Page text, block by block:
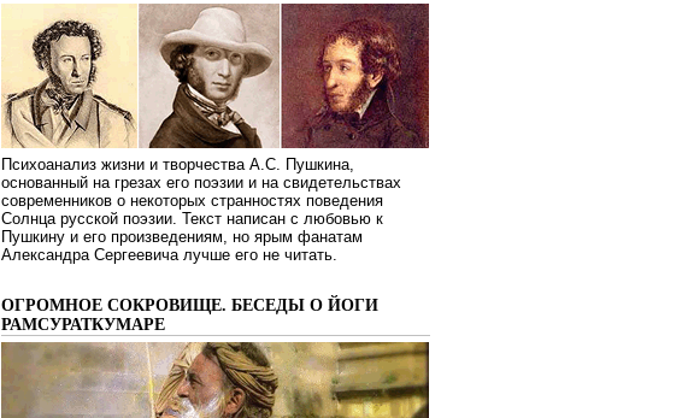
Психоанализ жизни и творчества А.С. Пушкина,
основанный на грезах его поэзии и на свидетельствах
современников о некоторых странностях поведения
Солнца русской поэзии. Текст написан с любовью к
Пушкину и его произведениям, но ярым фанатам
Александра Сергеевича лучше его не читать.
ОГРОМНОЕ СОКРОВИЩЕ. БЕСЕДЫ О ЙОГИ
РАМСУРАТКУМАРЕ